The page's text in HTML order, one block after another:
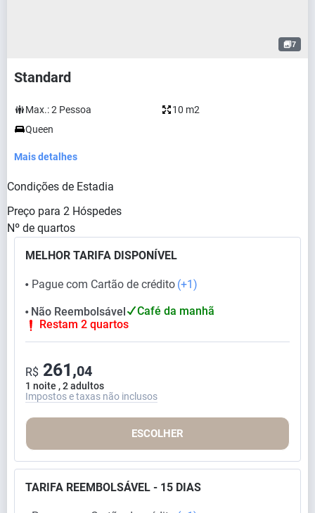
7
Standard
Max.:2 Pessoa
10 m2
Queen
Mais detalhes
Condições de Estadia
Preço para 2 Hóspedes
Nº de quartos
MELHOR TARIFA DISPONÍVEL
⬤ Pague com Cartão de crédito (+1)
⬤ Não Reembolsável
Café da manhã
Restam 2 quartos
1 noite , 2 adultos
R$ 261,04
Impostos e taxas não inclusos
ESCOLHER
TARIFA REEMBOLSÁVEL - 15 DIAS